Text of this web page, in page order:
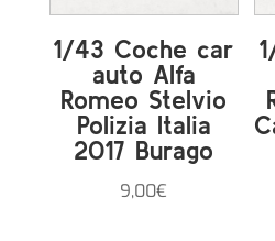
1/43 Coche car
auto Alfa
Romeo Stelvio
Polizia Italia
2017 Burago
9,00€